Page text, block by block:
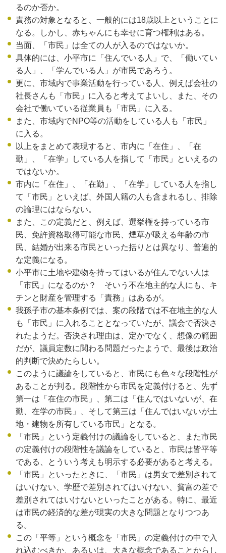
るのか否か。
責務の対象となると、一般的には18歳以上ということに
なる。しかし、赤ちゃんにも幸せに育つ権利はある。
当面、「市民」は全ての人が入るのではないか。
具体的には、小平市に「住んでいる人」で、「働いてい
る人」、「学んでいる人」が市民であろう。
更に、市域内で事業活動を行っている人、例えば会社の
社長さんも「市民」に入ると考えてよいし、また、その
会社で働いている従業員も「市民」に入る。
また、市域内でNPO等の活動をしている人も「市民」
に入る。
以上をまとめて表現すると、市内に「在住」、「在
勤」、「在学」している人を指して「市民」といえるの
ではないか。
市内に「在住」、「在勤」、「在学」している人を指し
て「市民」といえば、外国人籍の人も含まれるし、排除
の論理にはならない。
また、この定義だと、例えば、選挙権を持っている市
民、免許資格取得可能な市民、煙草が吸える年齢の市
民、結婚が出来る市民といった括りとは異なり、普遍的
な定義になる。
小平市に土地や建物を持ってはいるが住んでない人は
「市民」になるのか？ そいう不在地主的な人にも、キ
チンと財産を管理する「責務」はあるが。
我孫子市の基本条例では、案の段階では不在地主的な人
も「市民」に入れることとなっていたが、議会で否決さ
れたようだ。否決され理由は、定かでなく、想像の範囲
だが、議員定数に関わる問題だったようで、最後は政治
的判断で決めたらしい。
このように議論をしていると、市民にも色々な段階性が
あることが判る。段階性から市民を定義付けると、先ず
第一は「在住の市民」、第二は「住んではいないが、在
勤、在学の市民」、そして第三は「住んではいないが土
地・建物を所有している市民」となる。
「市民」という定義付けの議論をしていると、また市民
の定義付けの段階性を議論をしていると、市民は皆平等
である、とういう考えも明示する必要があると考える。
「市民」といったときに、「市民」は男女で差別されて
はいけない、学歴で差別されてはいけない、貧富の差で
差別されてはいけないといったことがある。特に、最近
は市民の経済的な差が現実の大きな問題となりつつあ
る。
この「平等」という概念を「市民」の定義付けの中で入
れ込むべきか、あるいは、大きな概念であることからし